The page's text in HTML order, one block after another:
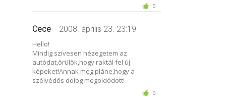
0
Cece - 2008. április 23. 23:19
Hello!
Mindig szívesen nézegetem az
autódat,örülök,hogy raktál fel új
képeket!Annak meg pláne,hogy a
szélvédős dolog megoldódott!
0